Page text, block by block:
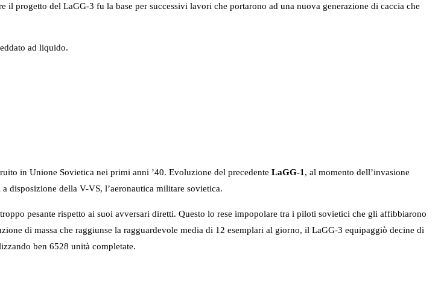
progetto del LaGG-3 fu la base per successivi lavori che portarono ad una nuova generazione di caccia che
ad liquido.
in Unione Sovietica nei primi anni ’40. Evoluzione del precedente LaGG-1 , al momento dell’invasione
disposizione della V-VS, l’aeronautica militare sovietica.
pesante rispetto ai suoi avversari diretti. Questo lo rese impopolare tra i piloti sovietici che gli affibbiarono
di massa che raggiunse la ragguardevole media di 12 esemplari al giorno, il LaGG-3 equipaggiò decine di
ben 6528 unità completate.